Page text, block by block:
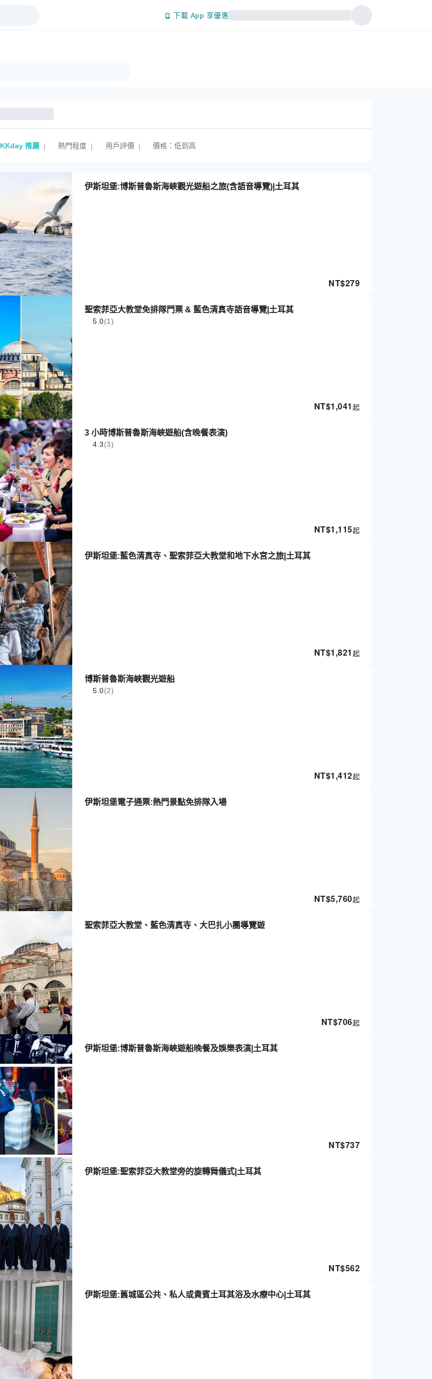
下載 App 享優惠
KKday 推薦 | 熱門程度 | 用戶評價 | 價格：低到高
伊斯坦堡:博斯普魯斯海峽觀光遊船之旅(含語音導覽)|土耳其
NT$279
聖索菲亞大教堂免排隊門票 & 藍色清真寺語音導覽|土耳其
5.0(1)
NT$1,041 起
3 小時博斯普魯斯海峽遊船(含晚餐表演)
4.3(3)
NT$1,115起
伊斯坦堡:藍色清真寺、聖索菲亞大教堂和地下水宮之旅|土耳其
NT$1,821 起
博斯普魯斯海峽觀光遊船
5.0(2)
NT$1,412起
伊斯坦堡電子通票:熱門景點免排隊入場
NT$5,760起
聖索菲亞大教堂、藍色清真寺、大巴扎小團導覽遊
NT$706起
伊斯坦堡:博斯普魯斯海峽遊船晚餐及娛樂表演|土耳其
NT$737
伊斯坦堡:聖索菲亞大教堂旁的旋轉舞儀式|土耳其
NT$562
伊斯坦堡:舊城區公共、私人或貴賓土耳其浴及水療中心|土耳其